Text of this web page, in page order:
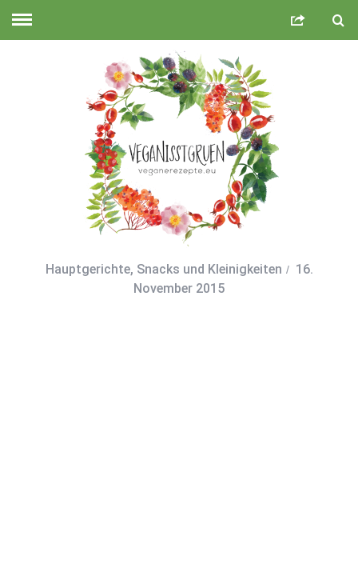
Hauptgerichte, Snacks und Kleinigkeiten
16.
November 2015